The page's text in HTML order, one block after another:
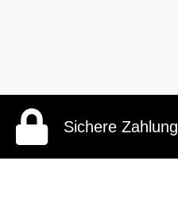
Sichere Zahlung